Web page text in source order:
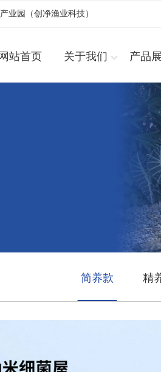
业园（创净渔业科技）
站首页 关于我们 产品
简养款 精